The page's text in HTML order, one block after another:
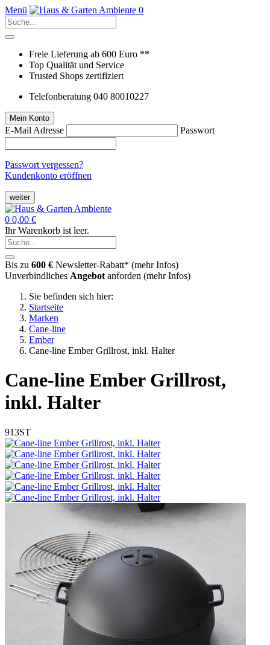
Menü 0
Freie Lieferung ab 600 Euro **
Top Qualität und Service
Trusted Shops zertifiziert
Telefonberatung 040 80010227
Mein Konto
E-Mail Adresse Passwort
Passwort vergessen?
Kundenkonto eröffnen
weiter
0 0,00 €
Ihr Warenkorb ist leer.
Bis zu 600 € Newsletter-Rabatt* (mehr Infos)
Unverbindliches Angebot anforden (mehr Infos)
Sie befinden sich hier:
Startseite
Marken
Cane-line
Ember
Cane-line Ember Grillrost, inkl. Halter
Cane-line Ember Grillrost,
inkl. Halter
913ST